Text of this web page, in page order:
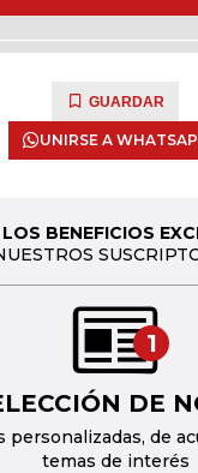
GUARDAR
UNIRSE A
BENEFICIOS
1
DE
personalizadas, de
temas de interés